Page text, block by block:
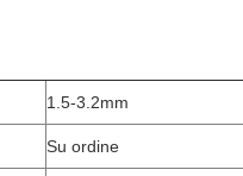
1.5-
Su ordine